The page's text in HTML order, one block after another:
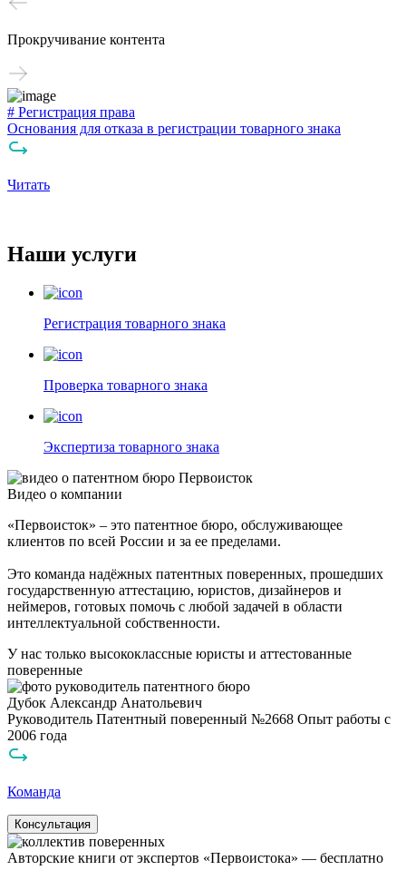
Прокручивание контента
# Регистрация права
Основания для отказа в регистрации товарного знака
Читать
Наши услуги
Регистрация товарного знака
Проверка товарного знака
Экспертиза товарного знака
Видео о компании
«Первоисток» – это патентное бюро, обслуживающее
клиентов по всей России и за ее пределами.
Это команда надёжных патентных поверенных, прошедших
государственную аттестацию, юристов, дизайнеров и
неймеров, готовых помочь с любой задачей в области
интеллектуальной собственности.
У нас только высококлассные юристы и аттестованные
поверенные
Дубок Александр Анатольевич
Руководитель Патентный поверенный №2668 Опыт работы с
2006 года
Команда
Консультация
Авторские книги от экспертов «Первоистока» — бесплатно